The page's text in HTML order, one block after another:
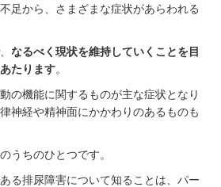
足から、さまざまな症状があらわれる
なるべく現状を維持していくことを目
たります。
の機能に関するものが主な症状となり
神経や精神面にかかわりのあるものも
うちのひとつです。
る排尿障害について知ることは、パー